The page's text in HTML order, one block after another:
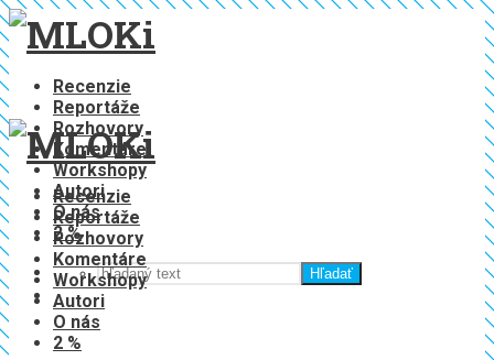
Recenzie
Reportáže
Rozhovory
Komentáre
Workshopy
Autori
O nás
2 %
Hľadať
Recenzie
Reportáže
Rozhovory
Komentáre
Workshopy
Autori
O nás
2 %